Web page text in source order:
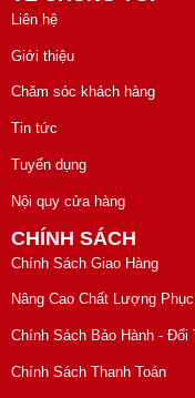
Liên hệ
Giới thiệu
Chăm sóc khách hàng
Tin tức
Tuyển dụng
Nội quy cửa hàng
CHÍNH SÁCH
Chính Sách Giao Hàng
Nâng Cao Chất Lượng
Chính Sách Bảo Hành - Đổi
Chính Sách Thanh Toán